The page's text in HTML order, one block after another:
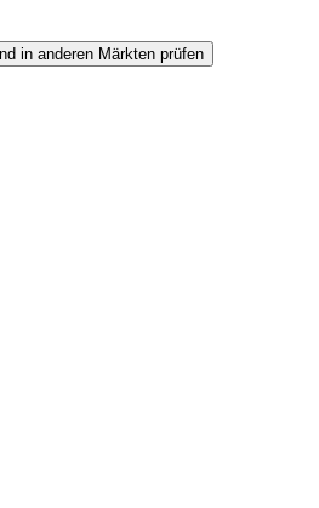
in anderen Märkten prüfen